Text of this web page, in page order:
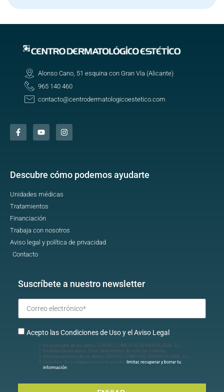
Alonso Cano, 51 esquina con Gran Vía (Alicante)
965 140 460
contacto@centrodermatologicoestetico.com
Descubre cómo podemos ayudarte
Unidades médicas
Tratamientos
Financiación
Trabaja con nosotros
Aviso legal y política de privacidad
Contacto
Suscríbete a nuestro newsletter
Acepto las Condiciones de Uso y el Aviso Legal
Responsable de los datos: CENTRO CLÍNICO DE DERMATOLOGÍA, S.L.
Finalidad de los datos: Envío de boletines de noticias y ofertas.
Almacenamiento de los datos: CENTRO CLÍNICO DE DERMATOLOGÍA, S.L.
Derechos: En cualquier momento puedes limitar, recuperar y borrar tu
información